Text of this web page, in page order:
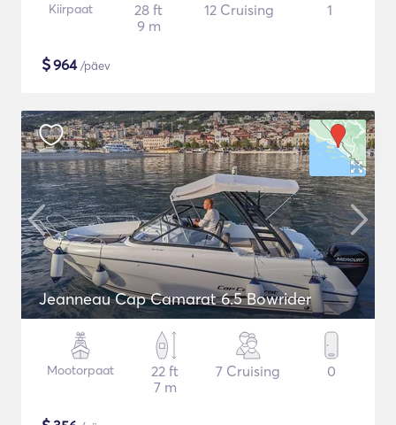
Kiirpaat
28 ft
9 m
12 Cruising 1
$964/päev
Jeanneau Cap Camarat 6.5 Bowrider
Mootorpaat
22 ft
7 m
7 Cruising 0